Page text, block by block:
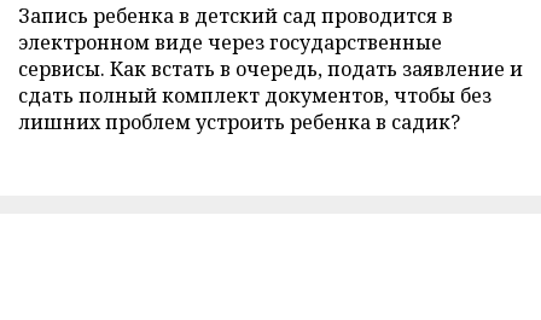
Запись ребенка в детский сад проводится в
электронном виде через государственные
сервисы. Как встать в очередь, подать заявление и
сдать полный комплект документов, чтобы без
лишних проблем устроить ребенка в садик?